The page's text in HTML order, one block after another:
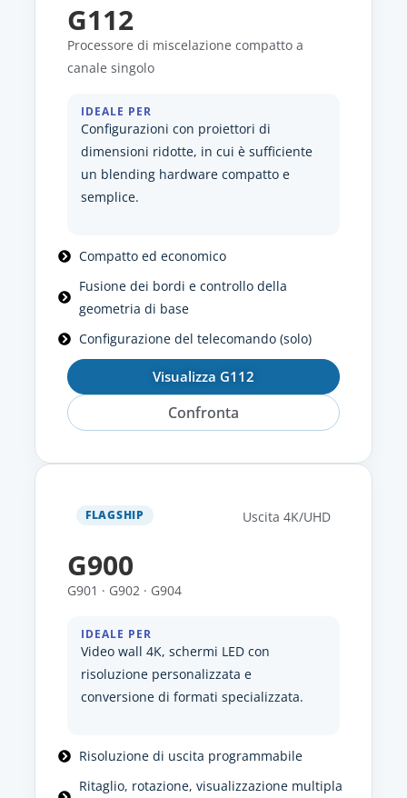
G112
Processore di miscelazione compatto a
canale singolo
IDEALE PER
Configurazioni con proiettori di
dimensioni ridotte, in cui è sufficiente
un blending hardware compatto e
semplice.
Compatto ed economico
Fusione dei bordi e controllo della
geometria di base
Configurazione del telecomando (solo)
Visualizza G112
Confronta
FLAGSHIP Uscita 4K/UHD
G900
G901 · G902 · G904
IDEALE PER
Video wall 4K, schermi LED con
risoluzione personalizzata e
conversione di formati specializzata.
Risoluzione di uscita programmabile
Ritaglio, rotazione, visualizzazione multipla